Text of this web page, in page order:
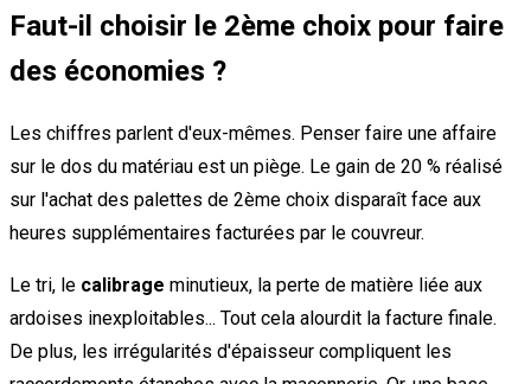
Faut-il choisir le 2ème choix pour faire
des économies ?
Les chiffres parlent d'eux-mêmes. Penser faire une affaire
sur le dos du matériau est un piège. Le gain de 20 % réalisé
sur l'achat des palettes de 2ème choix disparaît face aux
heures supplémentaires facturées par le couvreur.
Le tri, le calibrage minutieux, la perte de matière liée aux
ardoises inexploitables... Tout cela alourdit la facture finale.
De plus, les irrégularités d'épaisseur compliquent les